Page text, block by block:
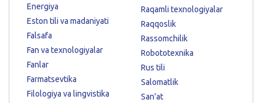
Energiya
Eston tili va madaniyati
Falsafa
Fan va texnologiyalar
Fanlar
Farmatsevtika
Filologiya va lingvistika
Raqamli texnologiyalar
Raqqoslik
Rassomchilik
Robototexnika
Rus tili
Salomatlik
San'at